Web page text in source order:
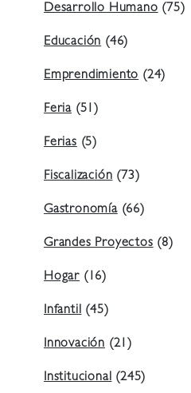
Desarrollo Humano (75)
Educación (46)
Emprendimiento (24)
Feria (51)
Ferias (5)
Fiscalización (73)
Gastronomía(66)
Grandes Proyectos (8)
Hogar (16)
Infantil (45)
Innovación (21)
Institucional (245)